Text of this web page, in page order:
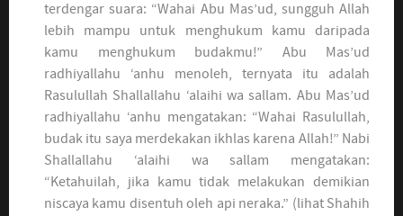
terdengar suara: “Wahai Abu Mas’ud, sungguh Allah
lebih mampu untuk menghukum kamu daripada
kamu menghukum budakmu!” Abu Mas’ud
radhiyallahu ‘anhu menoleh, ternyata itu adalah
Rasulullah Shallallahu ‘alaihi wa sallam. Abu Mas’ud
radhiyallahu ‘anhu mengatakan: “Wahai Rasulullah,
budak itu saya merdekakan ikhlas karena Allah!” Nabi
Shallallahu ‘alaihi wa sallam mengatakan:
“Ketahuilah, jika kamu tidak melakukan demikian
niscaya kamu disentuh oleh api neraka.” (lihat Shahih